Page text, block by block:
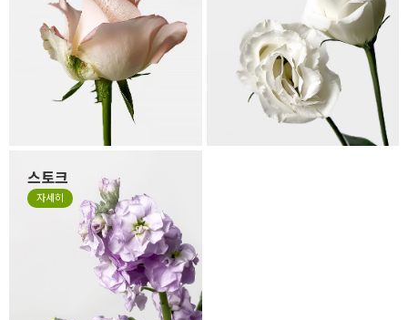
오랜 생명력을 유지하기 위해
떼지 않고 제작하는 경우가 있
습니다. 만일 겉잎이 보기 싫으
시면 겉잎 부분만 살짝 떼어 주
형이 아닌 타원형으로 눌리거
나, 봉오리 형태가 찌그러져 있
을 수 있습니다. 살아있는 꽃의
자연스런 모습이니 그 모습도
사랑해 주세요.
스토크
자세히
계절꽃 소재로 잘 사용하는 스
토크는 얇고 작은 잎들이 줄줄
이 달려 있는 꽃으로 이러한 특
성 때문에 꽃의 형태가 일정하
지 않고, 말려져 있거나 쭈글거
리며 자유로운 형태가 있는 꽃
입니다. 스토크는 말라서 시들